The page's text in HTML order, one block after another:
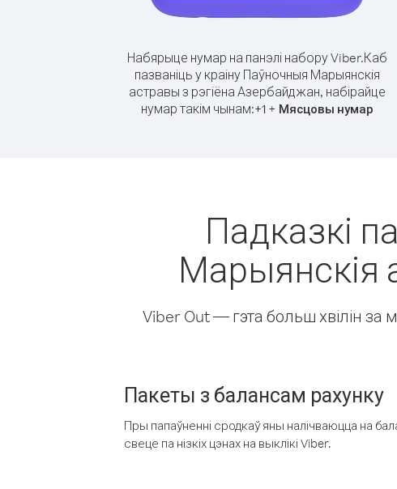
Набярыце нумар на панэлі набору Viber.Каб
пазваніць у краіну Паўночныя Марыянскія
астравы з рэгіёна Азербайджан, набірайце
нумар такім чынам:+1+ Мясцовы нумар
Падказкі
Марыянскія
Viber Out — гэта больш хвілін за
Пакеты з балансам рахунку
Пры папаўненні сродкаў яны налічваюцца на
свеце па нізкіх цэнах на выклікі Viber.